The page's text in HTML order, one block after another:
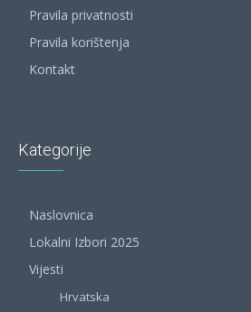
Pravila privatnosti
Pravila korištenja
Kontakt
Kategorije
Naslovnica
Lokalni Izbori 2025
Vijesti
Hrvatska